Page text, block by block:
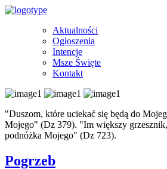
Aktualności
Ogłoszenia
Intencje
Msze Święte
Kontakt
"Duszom, które uciekać się będą do
Mojego" (Dz 379). "Im większy
podnóżka Mojego" (Dz 723).
Pogrzeb